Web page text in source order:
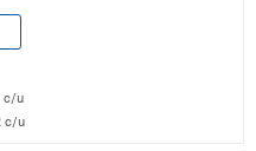
c/u
c/u